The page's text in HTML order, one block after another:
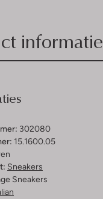
informatie
302080
15.1600.05
Sneakers
Sneakers